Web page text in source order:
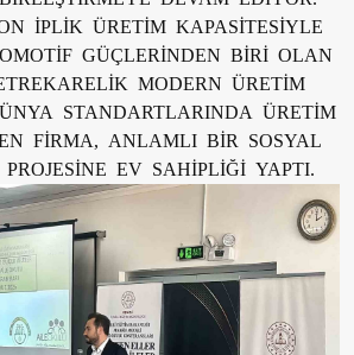
İPLİK ÜRETİM KAPASİTESİYLE
GÜÇLERİNDEN BİRİ OLAN
MODERN ÜRETİM
STANDARTLARINDA ÜRETİM
FİRMA, ANLAMLI BİR SOSYAL
EV SAHİPLİĞİ YAPTI.